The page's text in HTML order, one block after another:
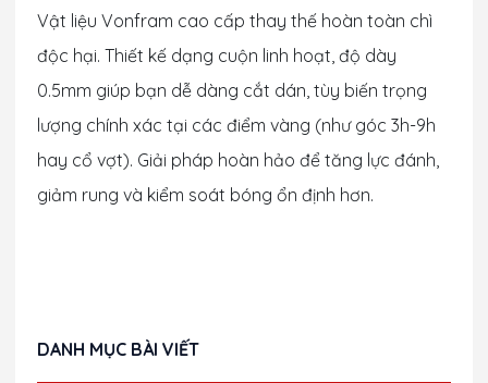
Vật liệu Vonfram cao cấp thay thế hoàn toàn chì
độc hại. Thiết kế dạng cuộn linh hoạt, độ dày
0.5mm giúp bạn dễ dàng cắt dán, tùy biến trọng
lượng chính xác tại các điểm vàng (như góc 3h-9h
hay cổ vợt). Giải pháp hoàn hảo để tăng lực đánh,
giảm rung và kiểm soát bóng ổn định hơn.
DANH MỤC BÀI VIẾT